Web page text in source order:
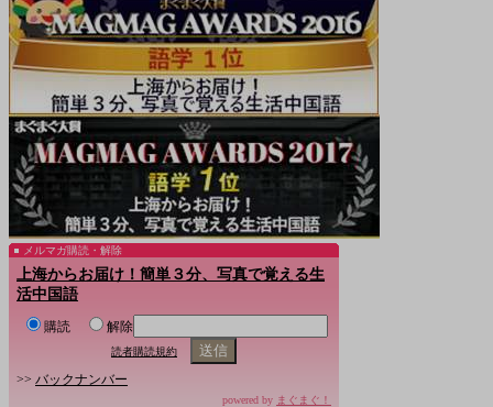
メルマガ購読・解除
上海からお届け！簡単３分、写真で覚える生
活中国語
購読 解除
読者購読規約
>> バックナンバー
powered by まぐまぐ！